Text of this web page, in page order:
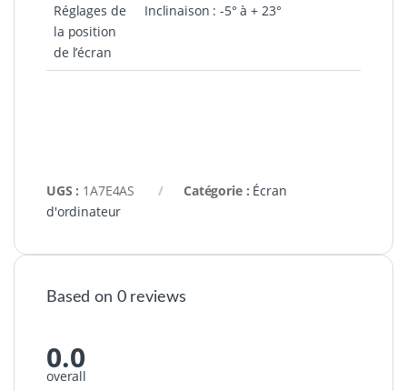
Réglages de
la position
de l’écran
Inclinaison : -5° à + 23°
UGS : 1A7E4AS Catégorie : Écran
d'ordinateur
Based on 0 reviews
0.0
overall